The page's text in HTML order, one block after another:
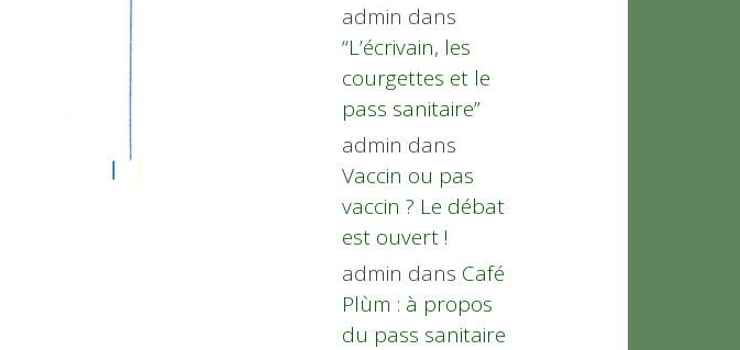
admin dans
“L’écrivain, les
courgettes et le
pass sanitaire”
admin dans
Vaccin ou pas
vaccin ? Le débat
est ouvert !
admin dans Café
Plùm : à propos
du pass sanitaire